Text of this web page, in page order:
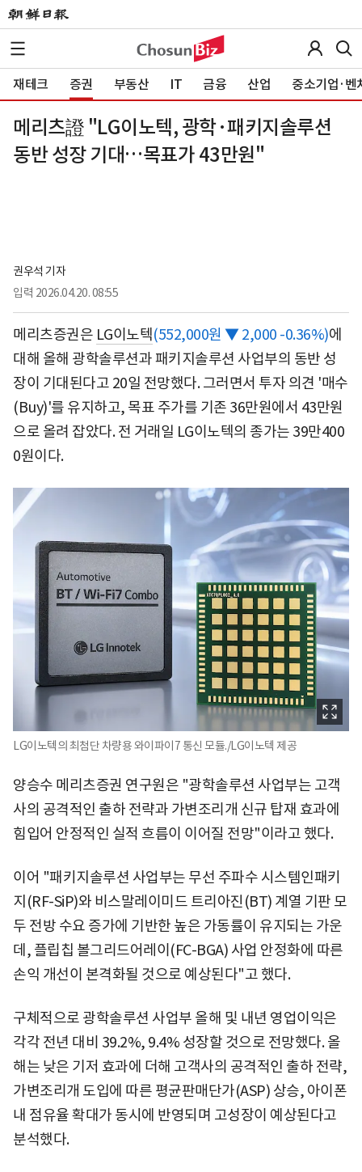
재테크 증권 부동산 IT 금융 산업 중소기업·벤
메리츠證 "LG이노텍, 광학·패키지솔루션
동반 성장 기대…목표가 43만원"
권우석 기자
입력 2026.04.20. 08:55
메리츠증권은 LG이노텍(552,000원 ▼ 2,000 -0.36%)에
대해 올해 광학솔루션과 패키지솔루션 사업부의 동반 성
장이 기대된다고 20일 전망했다. 그러면서 투자 의견 '매수
(Buy)'를 유지하고, 목표 주가를 기존 36만원에서 43만원
으로 올려 잡았다. 전 거래일 LG이노텍의 종가는 39만400
0원이다.
LG이노텍의 최첨단 차량용 와이파이7 통신 모듈./LG이노텍 제공
양승수 메리츠증권 연구원은 "광학솔루션 사업부는 고객
사의 공격적인 출하 전략과 가변조리개 신규 탑재 효과에
힘입어 안정적인 실적 흐름이 이어질 전망"이라고 했다.
이어 "패키지솔루션 사업부는 무선 주파수 시스템인패키
지(RF-SiP)와 비스말레이미드 트리아진(BT) 계열 기판 모
두 전방 수요 증가에 기반한 높은 가동률이 유지되는 가운
데, 플립칩 볼그리드어레이(FC-BGA) 사업 안정화에 따른
손익 개선이 본격화될 것으로 예상된다"고 했다.
구체적으로 광학솔루션 사업부 올해 및 내년 영업이익은
각각 전년 대비 39.2%, 9.4% 성장할 것으로 전망했다. 올
해는 낮은 기저 효과에 더해 고객사의 공격적인 출하 전략,
가변조리개 도입에 따른 평균판매단가(ASP) 상승, 아이폰
내 점유율 확대가 동시에 반영되며 고성장이 예상된다고
분석했다.